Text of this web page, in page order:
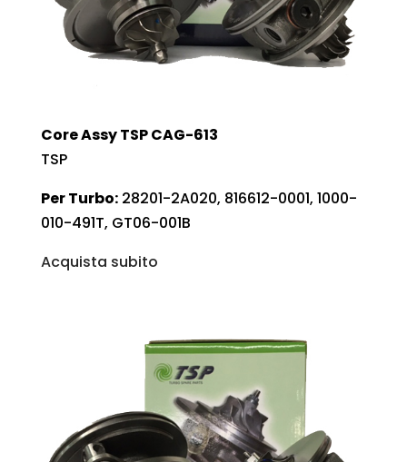
Core Assy TSP CAG-613
TSP
Per Turbo:28201-2A020, 816612-0001, 1000-
010-491T, GT06-001B
Acquista subito